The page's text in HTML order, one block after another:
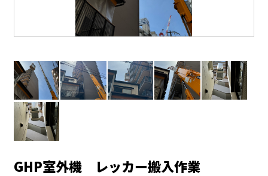
GHP室外機 レッカー搬入作業